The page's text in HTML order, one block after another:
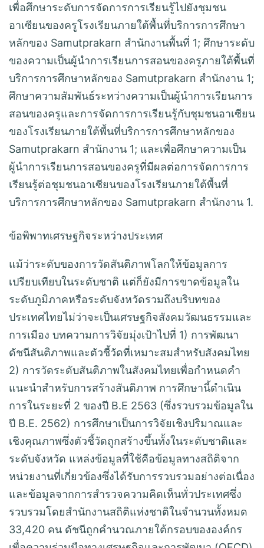
เพื่อศึกษาระดับการจัดการการเรียนรู้ไปยังชุมชน
อาเซียนของครูโรงเรียนภายใต้พื้นที่บริการการศึกษา
หลักของ Samutprakarn สำนักงานพื้นที่ 1; ศึกษาระดับ
ของความเป็นผู้นำการเรียนการสอนของครูภายใต้พื้นที่
บริการการศึกษาหลักของ Samutprakarn สำนักงาน 1;
ศึกษาความสัมพันธ์ระหว่างความเป็นผู้นำการเรียนการ
สอนของครูและการจัดการการเรียนรู้กับชุมชนอาเซียน
ของโรงเรียนภายใต้พื้นที่บริการการศึกษาหลักของ
Samutprakarn สำนักงาน 1; และเพื่อศึกษาความเป็น
ผู้นำการเรียนการสอนของครูที่มีผลต่อการจัดการการ
เรียนรู้ต่อชุมชนอาเซียนของโรงเรียนภายใต้พื้นที่
บริการการศึกษาหลักของ Samutprakarn สำนักงาน 1.
ข้อพิพาทเศรษฐกิจระหว่างประเทศ
แม้ว่าระดับของการวัดสันติภาพโลกให้ข้อมูลการ
เปรียบเทียบในระดับชาติ แต่ก็ยังมีการขาดข้อมูลใน
ระดับภูมิภาคหรือระดับจังหวัดรวมถึงบริบทของ
ประเทศไทยไม่ว่าจะเป็นเศรษฐกิจสังคมวัฒนธรรมและ
การเมือง บทความการวิจัยมุ่งเป้าไปที่ 1) การพัฒนา
ดัชนีสันติภาพและตัวชี้วัดที่เหมาะสมสำหรับสังคมไทย
2) การวัดระดับสันติภาพในสังคมไทยเพื่อกำหนดคำ
แนะนำสำหรับการสร้างสันติภาพ การศึกษานี้ดำเนิน
การในระยะที่ 2 ของปี B.E 2563 (ซึ่งรวบรวมข้อมูลใน
ปี B.E. 2562) การศึกษาเป็นการวิจัยเชิงปริมาณและ
เชิงคุณภาพซึ่งตัวชี้วัดถูกสร้างขึ้นทั้งในระดับชาติและ
ระดับจังหวัด แหล่งข้อมูลที่ใช้คือข้อมูลทางสถิติจาก
หน่วยงานที่เกี่ยวข้องซึ่งได้รับการรวบรวมอย่างต่อเนื่อง
และข้อมูลจากการสำรวจความคิดเห็นทั่วประเทศซึ่ง
รวบรวมโดยสำนักงานสถิติแห่งชาติในจำนวนทั้งหมด
33,420 คน ดัชนีถูกคำนวณภายใต้กรอบขององค์กร